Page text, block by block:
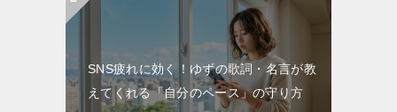
SNS疲れに効く！ゆずの歌詞・名言が教
えてくれる「自分のペース」の守り方